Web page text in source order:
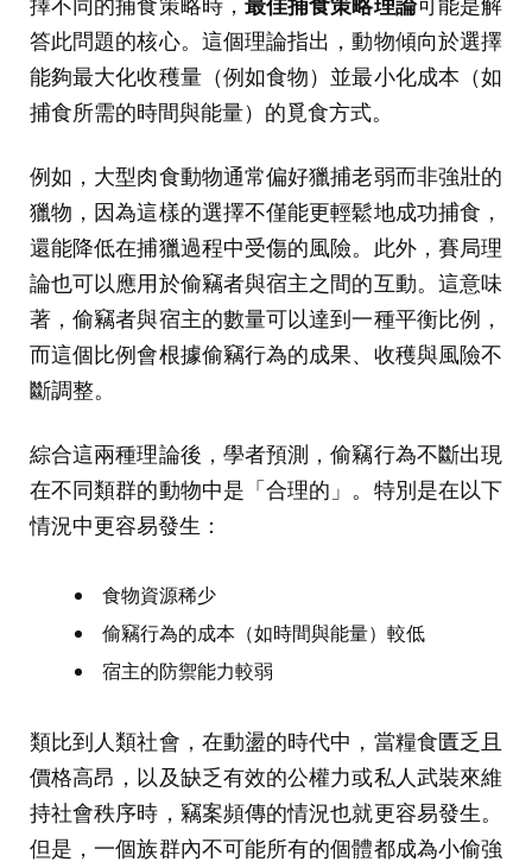
答此問題的核心。這個理論指出，動物傾向於選擇
能夠最大化收穫量（例如食物）並最小化成本（如
捕食所需的時間與能量）的覓食方式。
例如，大型肉食動物通常偏好獵捕老弱而非強壯的
獵物，因為這樣的選擇不僅能更輕鬆地成功捕食，
還能降低在捕獵過程中受傷的風險。此外，賽局理
論也可以應用於偷竊者與宿主之間的互動。這意味
著，偷竊者與宿主的數量可以達到一種平衡比例，
而這個比例會根據偷竊行為的成果、收穫與風險不
斷調整。
綜合這兩種理論後，學者預測，偷竊行為不斷出現
在不同類群的動物中是「合理的」。特別是在以下
情況中更容易發生：
食物資源稀少
偷竊行為的成本（如時間與能量）較低
宿主的防禦能力較弱
類比到人類社會，在動盪的時代中，當糧食匱乏且
價格高昂，以及缺乏有效的公權力或私人武裝來維
持社會秩序時，竊案頻傳的情況也就更容易發生。
但是，一個族群內不可能所有的個體都成為小偷強